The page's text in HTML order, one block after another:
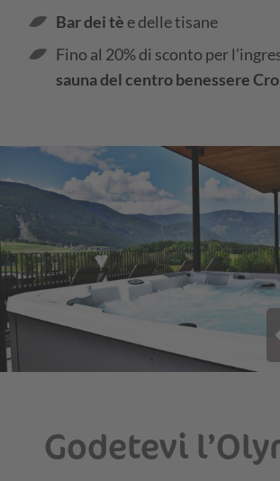
Bar dei tè e delle tisane
Fino al 20% di sconto per
sauna del centro benessere
Godetevi